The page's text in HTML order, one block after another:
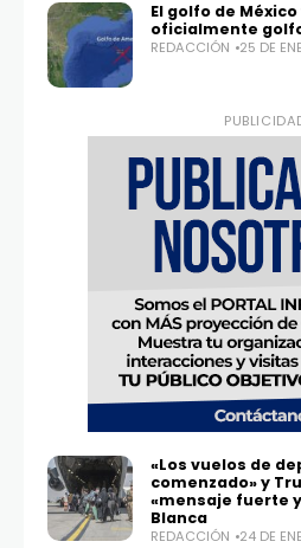
El golfo de México
oficialmente
REDACCIÓN 25 DE
«Los vuelos de
comenzado» y
«mensaje fuerte
Blanca
REDACCIÓN 24 DE